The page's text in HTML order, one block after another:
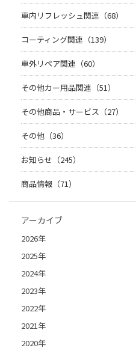
車内リフレッシュ関連（68）
コーティング関連（139）
車外リペア関連（60）
その他カー用品関連（51）
その他商品・サービス（27）
その他（36）
お知らせ（245）
商品情報（71）
アーカイブ
2026年
2025年
2024年
2023年
2022年
2021年
2020年